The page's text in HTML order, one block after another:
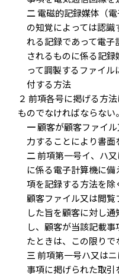
二電磁的記録媒体（
の知覚によっては認
れる記録であって電
されるものに係る記
って調製するファイ
付する方法
２ 前項各号に掲げる方
ものでなければならない。
一顧客が顧客ファイ
力することにより書面
二前項第一号イ、ハ
に係る電子計算機に
項を記録する方法を除
顧客ファイル又は閲
した旨を顧客に対し
し、顧客が当該記載
たときは、この限りで
三前項第一号ハ又は
事項に掲げられた取